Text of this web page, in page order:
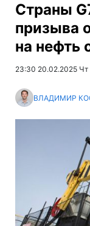
Страны
призыва
на нефть
23:30 20.02.2025 Чт
ВЛАДИМИР